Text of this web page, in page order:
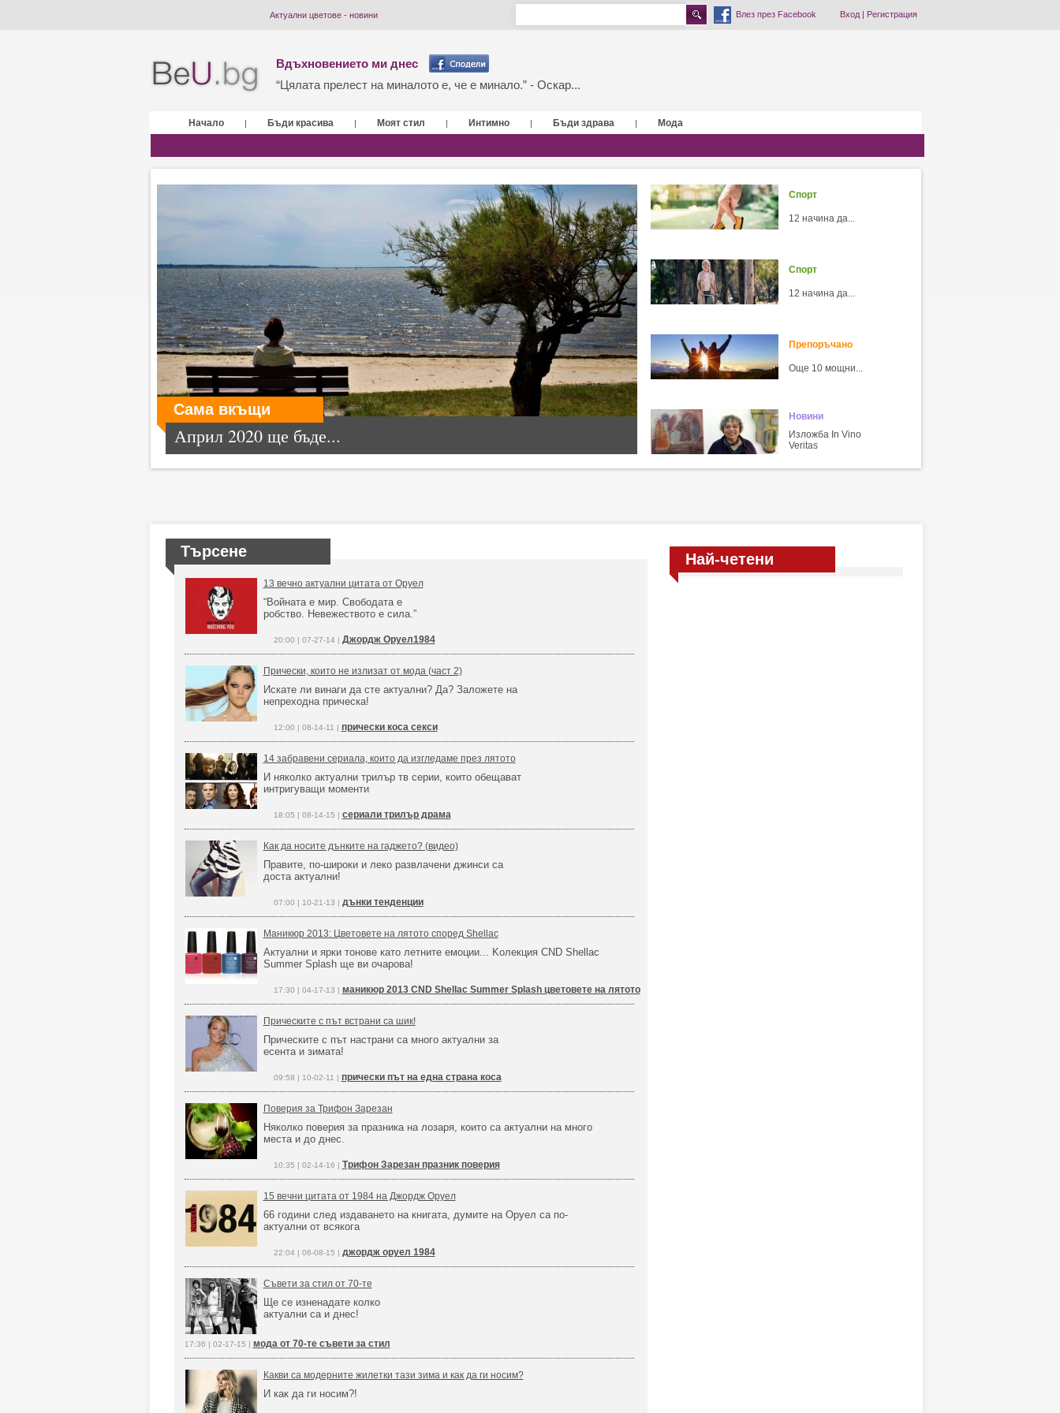
Актуални цветове - новини Влез през Facebook Вход| Регистрация
Вдъхновението ми днес
“Цялата прелест на миналото е, че е минало.” - Оскар...
Начало | Бъди красива | Моят стил | Интимно | Бъди здрава | Мода
Сама вкъщи
Април 2020 ще бъде...
Спорт
12 начина да...
Спорт
12 начина да...
Препоръчано
Още 10 мощни...
Новини
Изложба In Vino
Veritas
Търсене
13 вечно актуални цитата от Оруел
“Войната е мир. Свободата е
робство. Невежеството е сила.”
20:00 | 07-27-14 | Джордж Оруел1984
Прически, които не излизат от мода (част 2)
Искате ли винаги да сте актуални? Да? Заложете на
непреходна прическа!
12:00 | 08-14-11 | прически коса секси
14 забравени сериала, които да изгледаме през лятото
И няколко актуални трилър тв серии, които обещават
интригуващи моменти
18:05 | 08-14-15 | сериали трилър драма
Как да носите дънките на гаджето? (видео)
Правите, по-широки и леко развлачени джинси са
доста актуални!
07:00 | 10-21-13 | дънки тенденции
Маникюр 2013: Цветовете на лятото според Shellac
Актуални и ярки тонове като летните емоции... Kолекция CND Shellac
Summer Splash ще ви очаровa!
17:30 | 04-17-13 | маникюр 2013 CND Shellac Summer Splash цветовете на лятото
Прическите с път встрани са шик!
Прическите с път настрани са много актуални за
есента и зимата!
09:58 | 10-02-11 | прически път на една страна коса
Поверия за Трифон Зарезан
Няколко поверия за празника на лозаря, които са актуални на много
места и до днес.
10:35 | 02-14-16 | Трифон Зарезан празник поверия
15 вечни цитата от 1984 на Джордж Оруел
66 години след издаването на книгата, думите на Оруел са по-
актуални от всякога
22:04 | 06-08-15 | джордж оруел 1984
Съвети за стил от 70-те
Ще се изненадате колко
актуални са и днес!
17:36 | 02-17-15 | мода от 70-те съвети за стил
Какви са модерните жилетки тази зима и как да ги носим?
И как да ги носим?!
Най-четени